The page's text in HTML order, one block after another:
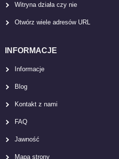
Witryna działa czy nie
Otwórz wiele adresów URL
INFORMACJE
Informacje
Blog
Kontakt z nami
FAQ
Jawność
Mapa strony